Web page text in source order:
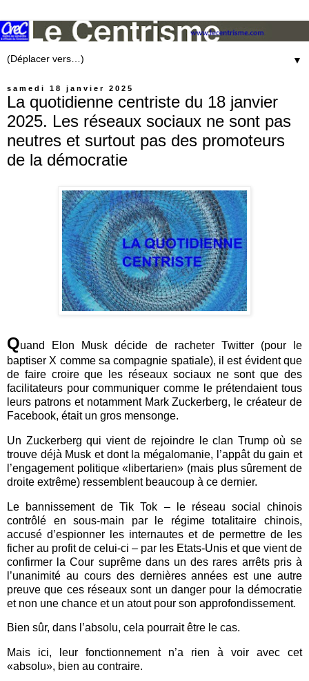
▼
samedi 18 janvier 2025
La quotidienne centriste du 18 janvier
2025. Les réseaux sociaux ne sont pas
neutres et surtout pas des promoteurs
de la démocratie
Quand Elon Musk décide de racheter Twitter (pour le
baptiser X comme sa compagnie spatiale), il est évident que
de faire croire que les réseaux sociaux ne sont que des
facilitateurs pour communiquer comme le prétendaient tous
leurs patrons et notamment Mark Zuckerberg, le créateur de
Facebook, était un gros mensonge.
Un Zuckerberg qui vient de rejoindre le clan Trump où se
trouve déjà Musk et dont la mégalomanie, l’appât du gain et
l’engagement politique «libertarien» (mais plus sûrement de
droite extrême) ressemblent beaucoup à ce dernier.
Le bannissement de Tik Tok – le réseau social chinois
contrôlé en sous-main par le régime totalitaire chinois,
accusé d’espionner les internautes et de permettre de les
ficher au profit de celui-ci – par les Etats-Unis et que vient de
confirmer la Cour suprême dans un des rares arrêts pris à
l’unanimité au cours des dernières années est une autre
preuve que ces réseaux sont un danger pour la démocratie
et non une chance et un atout pour son approfondissement.
Bien sûr, dans l’absolu, cela pourrait être le cas.
Mais ici, leur fonctionnement n’a rien à voir avec cet
«absolu», bien au contraire.